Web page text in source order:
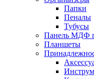
Папки
Пеналы
Тубусы
Панель МДФ
Планшеты